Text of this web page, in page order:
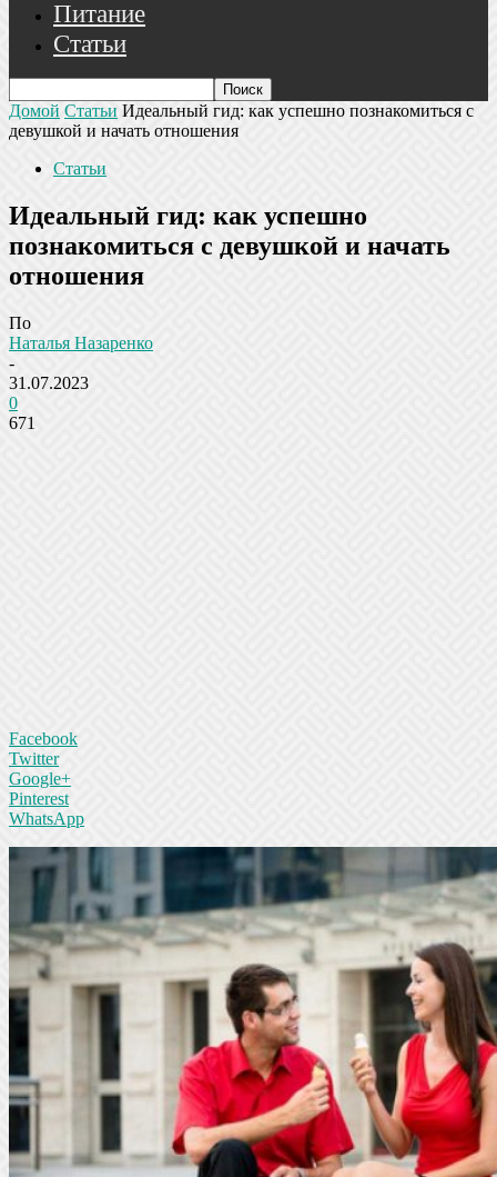
Питание
Статьи
Домой Статьи Идеальный гид: как успешно познакомиться с
девушкой и начать отношения
Статьи
Идеальный гид: как успешно
познакомиться с девушкой и начать
отношения
По
Наталья Назаренко
-
31.07.2023
0
671
Facebook
Twitter
Google+
Pinterest
WhatsApp